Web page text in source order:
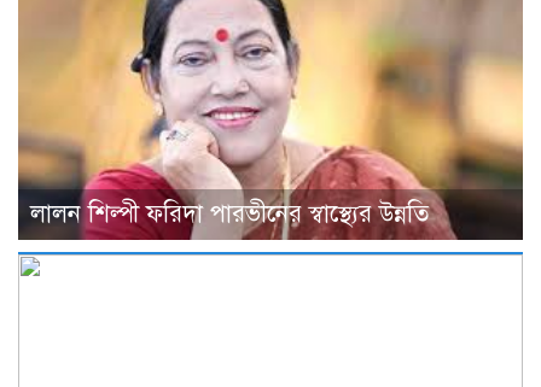
লালন শিল্পী ফরিদা পারভীনের স্বাস্থ্যের উন্নতি